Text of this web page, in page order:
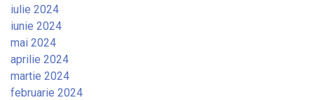
iulie 2024
iunie 2024
mai 2024
aprilie 2024
martie 2024
februarie 2024